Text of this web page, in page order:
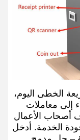
الخطى اليوم،
إلى معاملات
أصحاب الأعمال
الخدمة. أدخل